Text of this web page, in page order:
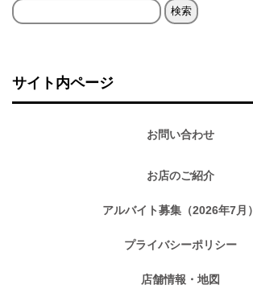
検
サイト内ページ
お問い合わせ
お店のご紹介
アルバイト募集（2026年7月）
プライバシーポリシー
店舗情報・地図